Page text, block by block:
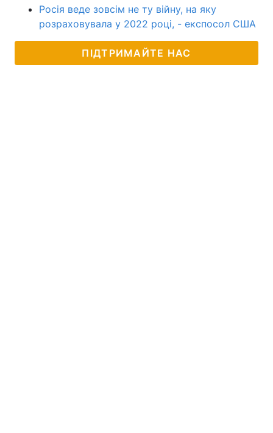
Росія веде зовсім не ту війну, на яку
розраховувала у 2022 році, - експосол США
ПІДТРИМАЙТЕ НАС